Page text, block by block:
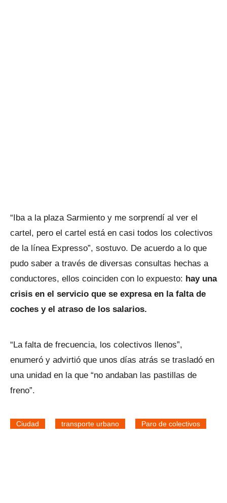
“Iba a la plaza Sarmiento y me sorprendí al ver el
cartel, pero el cartel está en casi todos los colectivos
de la línea Expresso”, sostuvo. De acuerdo a lo que
pudo saber a través de diversas consultas hechas a
conductores, ellos coinciden con lo expuesto: hay una
crisis en el servicio que se expresa en la falta de
coches y el atraso de los salarios.
“La falta de frecuencia, los colectivos llenos”,
enumeró y advirtió que unos días atrás se trasladó en
una unidad en la que “no andaban las pastillas de
freno”.
Ciudad transporte urbano Paro de colectivos